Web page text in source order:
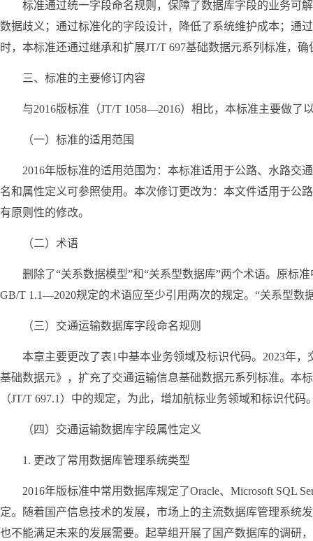
标准通过统一字段命名规则，保障了数据库字段的业务可
数据歧义；通过标准化的字段设计，降低了系统维护成本；通
时，本标准还通过继承和扩展JT/T 697基础数据元系列标准，
三、标准的主要修订内容
与2016版标准（JT/T 1058—2016）相比，本标准主要做了
（一）标准的适用范围
2016年版标准的适用范围为：本标准适用于公路、水路交
名和属性定义可参照使用。本次修订更改为：本文件适用于公
有原则性的修改。
（二）术语
删除了“关系数据模型”和“关系型数据库”两个术语。原标
GB/T 1.1—2020规定的术语应至少引用两次的规定。“关系型
（三）交通运输数据库字段命名规则
本章主要更改了表1中基本业务领域及标识代码。2023年
基础数据元》 ，扩充了交通运输信息基础数据元系列标准。本
（JT/T 697.1）中的规定，为此，增加航标业务领域和标识代码
（四）交通运输数据库字段属性定义
1. 更改了常用数据库管理系统类型
2016年版标准中常用数据库规定了Oracle、Microsoft SQL
定。随着国产信息技术的发展，市场上的主流数据库管理系统
也不能满足未来的发展需要。起草组开展了国产数据库的调研